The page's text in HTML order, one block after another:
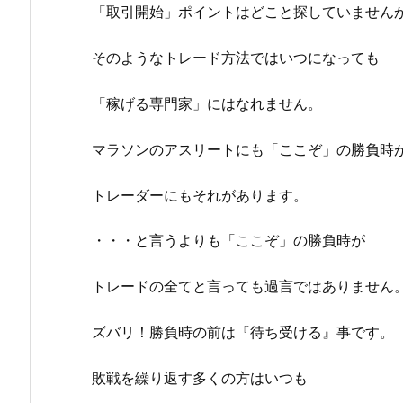
「取引開始」ポイントはどこと探していません
そのようなトレード方法ではいつになっても
「稼げる専門家」にはなれません。
マラソンのアスリートにも「ここぞ」の勝負時
トレーダーにもそれがあります。
・・・と言うよりも「ここぞ」の勝負時が
トレードの全てと言っても過言ではありません。
ズバリ！勝負時の前は『待ち受ける』事です。
敗戦を繰り返す多くの方はいつも